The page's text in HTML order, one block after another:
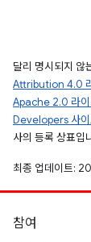
달리 명시되지 않
Attribution 4.0
Apache 2.0 라이
Developers 사이
사의 등록 상표입
최종 업데이트:
참여